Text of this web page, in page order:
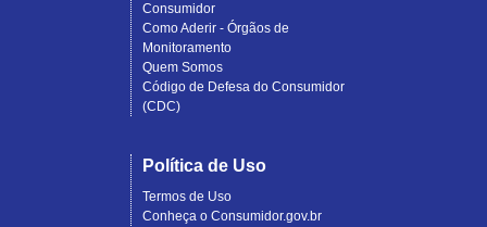
Consumidor
Como Aderir - Órgãos de
Monitoramento
Quem Somos
Código de Defesa do Consumidor
(CDC)
Política de Uso
Termos de Uso
Conheça o Consumidor.gov.br